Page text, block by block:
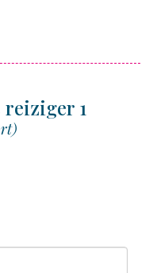
reiziger 1